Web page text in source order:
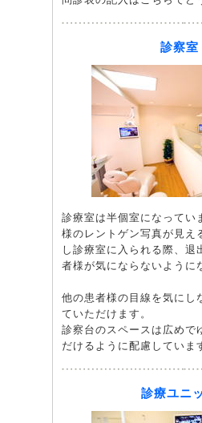
診察室
診療室は半個室になってい
様のレントゲン写真が見え
し診療室に入られる際、退
者様が気にならないように
他の患者様の目線を気にし
ていただけます。
診察台のスペースは広めで
だけるように配慮していま
診療ユニ